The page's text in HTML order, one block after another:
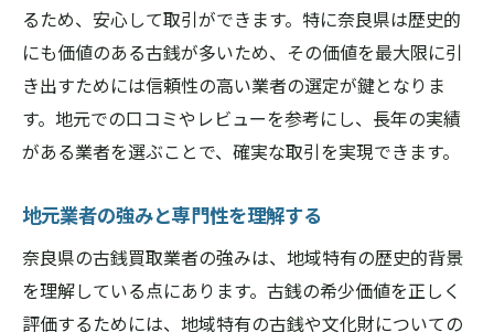
るため、安心して取引ができます。特に奈良県は歴史的
にも価値のある古銭が多いため、その価値を最大限に引
き出すためには信頼性の高い業者の選定が鍵となりま
す。地元での口コミやレビューを参考にし、長年の実績
がある業者を選ぶことで、確実な取引を実現できます。
地元業者の強みと専門性を理解する
奈良県の古銭買取業者の強みは、地域特有の歴史的背景
を理解している点にあります。古銭の希少価値を正しく
評価するためには、地域特有の古銭や文化財についての